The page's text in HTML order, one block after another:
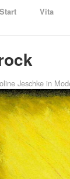
Start Vita
Jeschke in